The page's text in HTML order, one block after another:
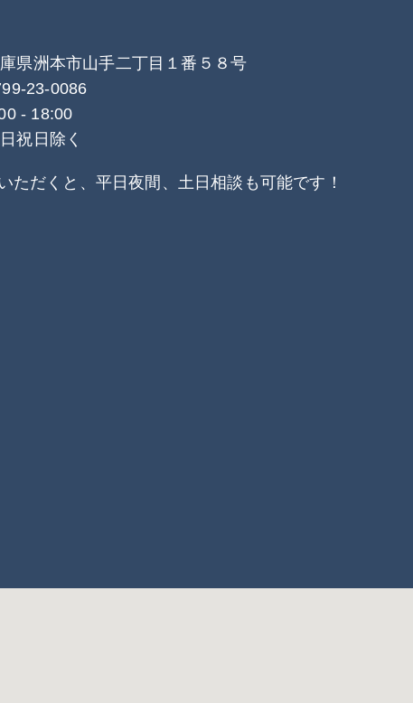
県洲本市山手二丁目１番５８号
23-0086
- 18:00
祝日除く
ただくと、平日夜間、土日相談も可能です！